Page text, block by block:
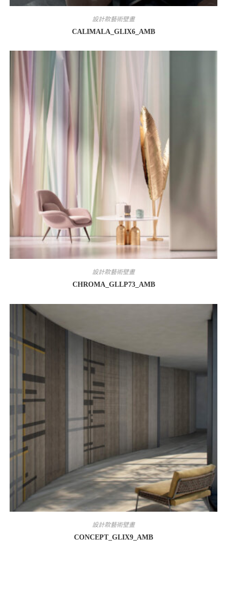
設計款藝術壁畫
CALIMALA_GLIX6_AMB
設計款藝術壁畫
CHROMA_GLLP73_AMB
設計款藝術壁畫
CONCEPT_GLIX9_AMB